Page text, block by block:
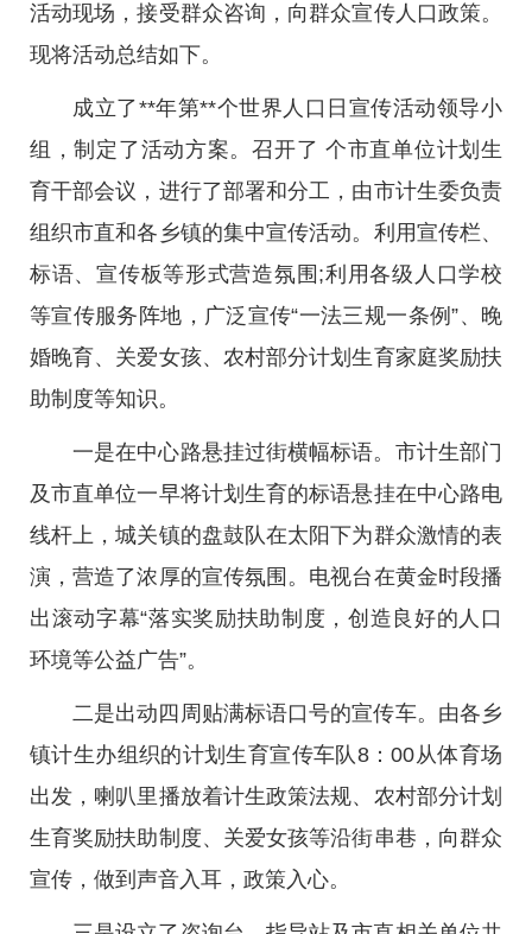
活动现场，接受群众咨询，向群众宣传人口政策。
现将活动总结如下。
成立了**年第**个世界人口日宣传活动领导小
组，制定了活动方案。召开了 个市直单位计划生
育干部会议，进行了部署和分工，由市计生委负责
组织市直和各乡镇的集中宣传活动。利用宣传栏、
标语、宣传板等形式营造氛围;利用各级人口学校
等宣传服务阵地，广泛宣传“一法三规一条例”、晚
婚晚育、关爱女孩、农村部分计划生育家庭奖励扶
助制度等知识。
一是在中心路悬挂过街横幅标语。市计生部门
及市直单位一早将计划生育的标语悬挂在中心路电
线杆上，城关镇的盘鼓队在太阳下为群众激情的表
演，营造了浓厚的宣传氛围。电视台在黄金时段播
出滚动字幕“落实奖励扶助制度，创造良好的人口
环境等公益广告”。
二是出动四周贴满标语口号的宣传车。由各乡
镇计生办组织的计划生育宣传车队8：00从体育场
出发，喇叭里播放着计生政策法规、农村部分计划
生育奖励扶助制度、关爱女孩等沿街串巷，向群众
宣传，做到声音入耳，政策入心。